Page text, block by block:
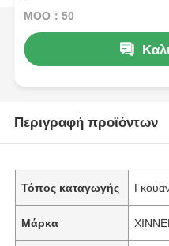
90 ml
MOQ：50
Περιγραφή προϊόντων
Τόπος καταγωγής
Μάρκα